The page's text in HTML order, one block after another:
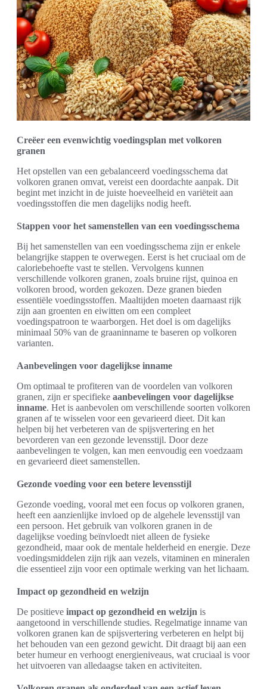
Creëer een evenwichtig voedingsplan met volkoren
granen
Het opstellen van een gebalanceerd voedingsschema dat
volkoren granen omvat, vereist een doordachte aanpak. Dit
begint met inzicht in de juiste hoeveelheid en variëteit aan
voedingsstoffen die men dagelijks nodig heeft.
Stappen voor het samenstellen van een voedingsschema
Bij het samenstellen van een voedingsschema zijn er enkele
belangrijke stappen te overwegen. Eerst is het cruciaal om de
caloriebehoefte vast te stellen. Vervolgens kunnen
verschillende volkoren granen, zoals bruine rijst, quinoa en
volkoren brood, worden gekozen. Deze granen bieden
essentiële voedingsstoffen. Maaltijden moeten daarnaast rijk
zijn aan groenten en eiwitten om een compleet
voedingspatroon te waarborgen. Het doel is om dagelijks
minimaal 50% van de graaninname te baseren op volkoren
varianten.
Aanbevelingen voor dagelijkse inname
Om optimaal te profiteren van de voordelen van volkoren
granen, zijn er specifieke aanbevelingen voor dagelijkse
inname. Het is aanbevolen om verschillende soorten volkoren
granen af te wisselen voor een gevarieerd dieet. Dit kan
helpen bij het verbeteren van de spijsvertering en het
bevorderen van een gezonde levensstijl. Door deze
aanbevelingen te volgen, kan men eenvoudig een voedzaam
en gevarieerd dieet samenstellen.
Gezonde voeding voor een betere levensstijl
Gezonde voeding, vooral met een focus op volkoren granen,
heeft een aanzienlijke invloed op de algehele levensstijl van
een persoon. Het gebruik van volkoren granen in de
dagelijkse voeding beïnvloedt niet alleen de fysieke
gezondheid, maar ook de mentale helderheid en energie. Deze
voedingsmiddelen zijn rijk aan vezels, vitaminen en mineralen
die essentieel zijn voor een optimale werking van het lichaam.
Impact op gezondheid en welzijn
De positieve impact op gezondheid en welzijn is
aangetoond in verschillende studies. Regelmatige inname van
volkoren granen kan de spijsvertering verbeteren en helpt bij
het behouden van een gezond gewicht. Dit draagt bij aan een
beter humeur en verhoogt energieniveaus, wat cruciaal is voor
het uitvoeren van alledaagse taken en activiteiten.